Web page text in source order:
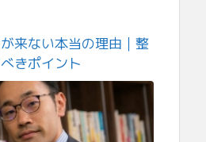
来ない本当の理由｜整
きポイント